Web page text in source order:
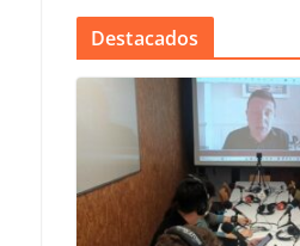
Destacados